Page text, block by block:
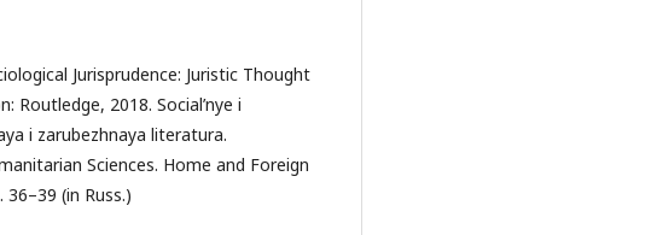
Jurisprudence: Juristic Thought
Routledge, 2018. Social’nye i
i zarubezhnaya literatura.
Sciences. Home and Foreign
(in Russ.)